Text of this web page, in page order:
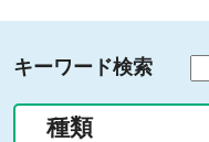
キーワード検索
種類